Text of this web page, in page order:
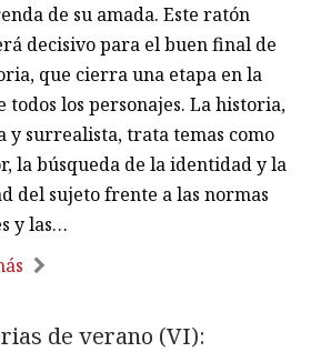
de su amada. Este ratón
decisivo para el buen final de
que cierra una etapa en la
todos los personajes. La historia,
y surrealista, trata temas como
la búsqueda de la identidad y la
del sujeto frente a las normas
y las…
de verano (VI):